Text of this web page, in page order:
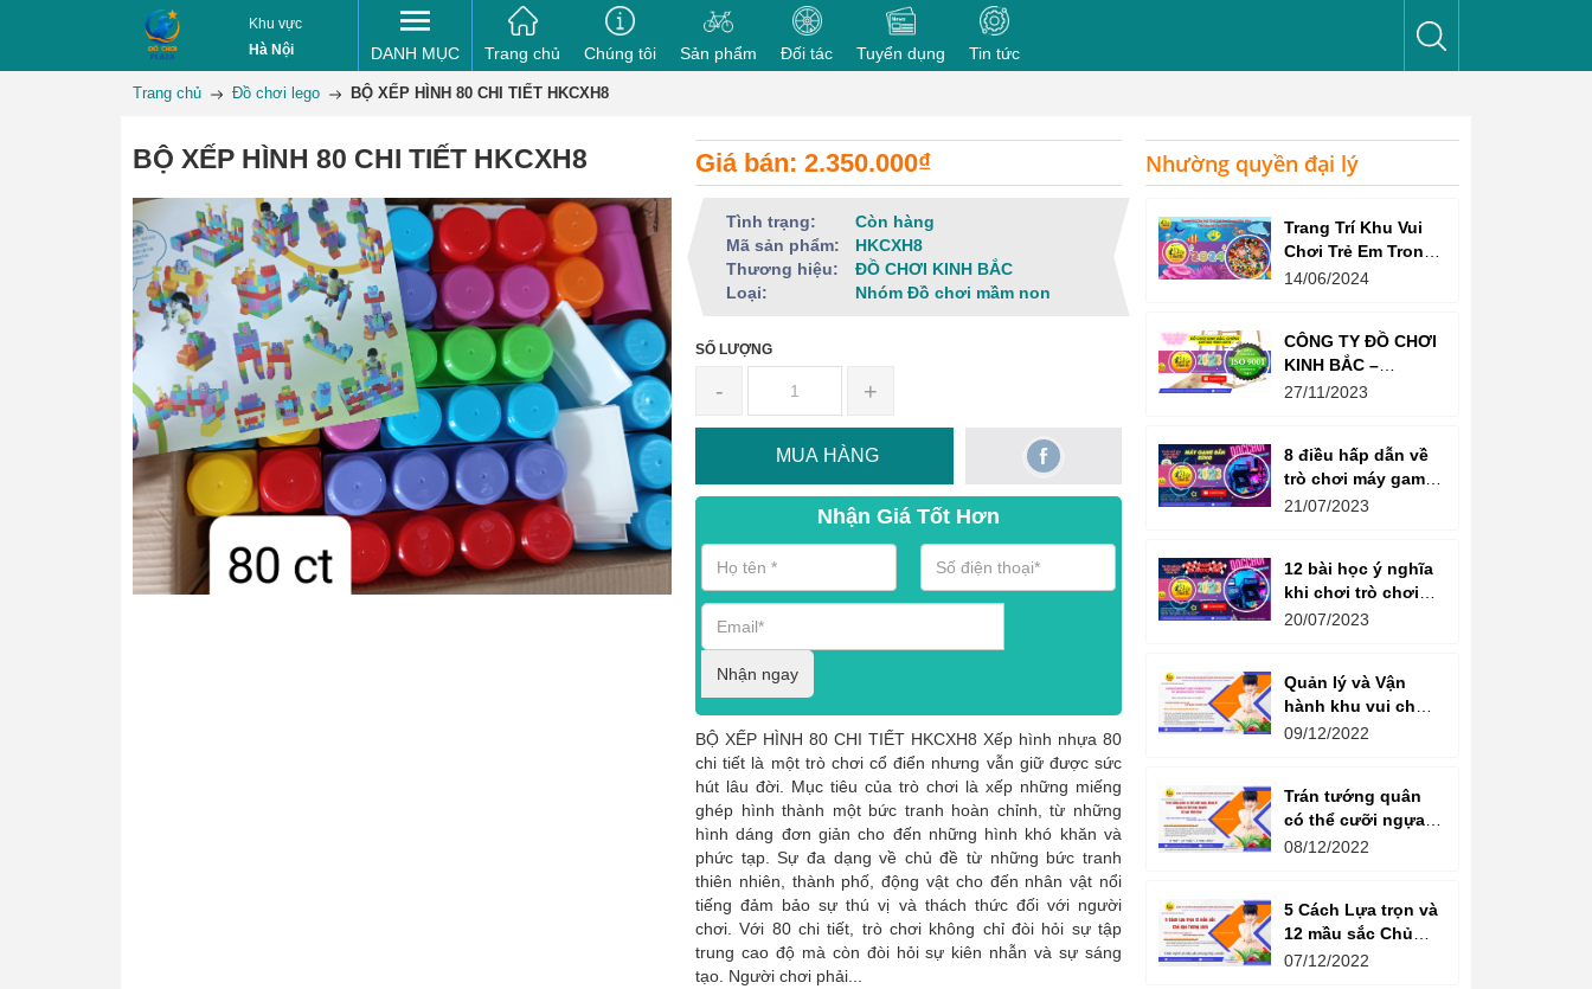
Khu vực
Hà Nội
DANH MỤC Trang chủ Chúng tôi Sản phẩm Đối tác Tuyển dụng Tin tức
Trang chủ Đồ chơi lego BỘ XẾP HÌNH 80 CHI TIẾT HKCXH8
BỘ XẾP HÌNH 80 CHI TIẾT HKCXH8 Giá bán: 2.350.000₫
Tình trạng:
Còn hàng
Mã sản phẩm:
HKCXH8
Thương hiệu:
ĐỒ CHƠI KINH BẮC
Loại:
Nhóm Đồ chơi mầm non
SỐ LƯỢNG
- +
MUA HÀNG
Nhận Giá Tốt Hơn
Nhận ngay
BỘ XẾP HÌNH 80 CHI TIẾT HKCXH8 Xếp hình nhựa 80
chi tiết là một trò chơi cổ điển nhưng vẫn giữ được sức
hút lâu đời. Mục tiêu của trò chơi là xếp những miếng
ghép hình thành một bức tranh hoàn chỉnh, từ những
hình dáng đơn giản cho đến những hình khó khăn và
phức tạp. Sự đa dạng về chủ đề từ những bức tranh
thiên nhiên, thành phố, động vật cho đến nhân vật nổi
tiếng đảm bảo sự thú vị và thách thức đối với người
chơi. Với 80 chi tiết, trò chơi không chỉ đòi hỏi sự tập
trung cao độ mà còn đòi hỏi sự kiên nhẫn và sự sáng
tạo. Người chơi phải...
Nhường quyền đại lý
Trang Trí Khu Vui
Chơi Trẻ Em Trong
Nhà Như Thế Nào
14/06/2024
CÔNG TY ĐỒ CHƠI
KINH BẮC –
CHỨNG CHỈ ISO
27/11/2023
8 điều hấp dẫn về
trò chơi máy game
bắn súng
21/07/2023
12 bài học ý nghĩa
khi chơi trò chơi
máy game đua xe
20/07/2023
Quản lý và Vận
hành khu vui chơi
giải trí -
amusement parks
09/12/2022
Trán tướng quân
có thể cưỡi ngựa,
Bụng tể tướng có
08/12/2022
5 Cách Lựa trọn và
12 mầu sắc Chủ
đạo Tương sinh
07/12/2022